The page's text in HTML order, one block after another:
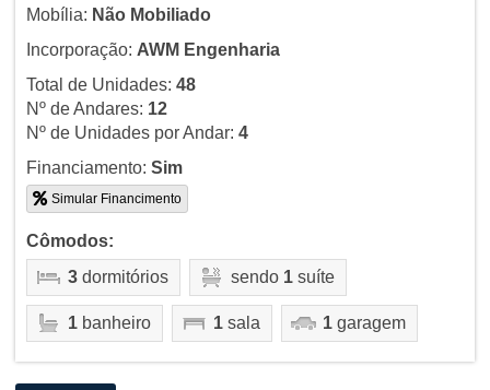
Mobília: Não Mobiliado
Incorporação: AWM Engenharia
Total de Unidades: 48
Nº de Andares: 12
Nº de Unidades por Andar: 4
Financiamento: Sim
Simular Financimento
Cômodos:
3dormitórios sendo 1suíte
1banheiro 1sala 1garagem